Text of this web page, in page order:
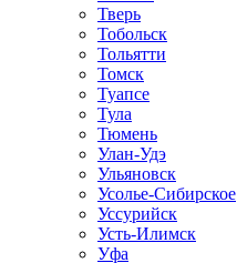
Тверь
Тобольск
Тольятти
Томск
Туапсе
Тула
Тюмень
Улан-Удэ
Ульяновск
Усолье-Сибирское
Уссурийск
Усть-Илимск
Уфа